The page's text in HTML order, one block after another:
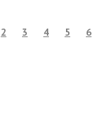
2 3 4 5 6